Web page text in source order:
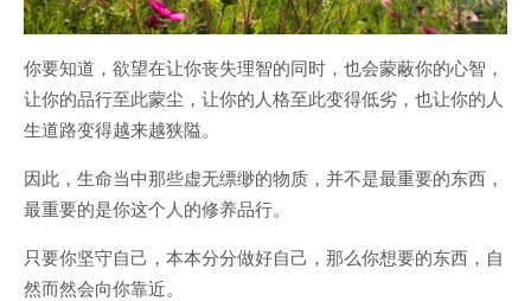
你要知道，欲望在让你丧失理智的同时，也会蒙蔽你的心智，
让你的品行至此蒙尘，让你的人格至此变得低劣，也让你的人
生道路变得越来越狭隘。
因此，生命当中那些虚无缥缈的物质，并不是最重要的东西，
最重要的是你这个人的修养品行。
只要你坚守自己，本本分分做好自己，那么你想要的东西，自
然而然会向你靠近。